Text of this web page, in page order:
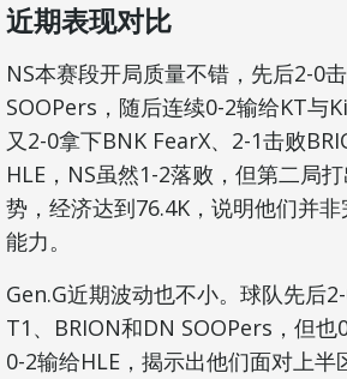
近期表现对比
NS本赛段开局质量不错，先后2-0
SOOPers，随后连续0-2输给KT与
又2-0拿下BNK FearX、2-1击败
HLE，NS虽然1-2落败，但第二局
势，经济达到76.4K，说明他们并
能力。
Gen.G近期波动也不小。球队先后2-
T1、BRION和DN SOOPers，但也
0-2输给HLE，揭示出他们面对上半